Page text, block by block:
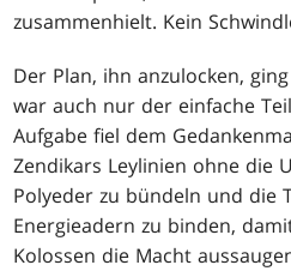
zusammenhielt. Kein
Der Plan, ihn anzulocken,
war auch nur der einfache
Aufgabe fiel dem
Zendikars Leylinien ohne die
Polyeder zu bündeln und die
Energieadern zu binden,
Kolossen die Macht